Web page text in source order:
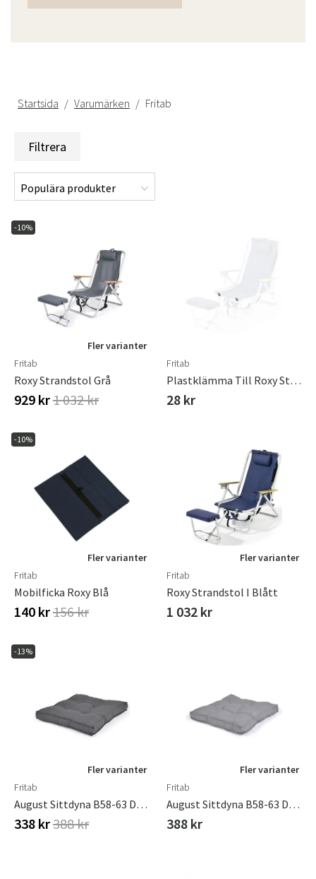
Startsida Varumärken Fritab
Filtrera
-10%
Fler varianter
Fritab
Roxy Strandstol Grå
929 kr1 032 kr
Fritab
Plastklämma Till Roxy Strandstol
28 kr
-10%
Fler varianter
Fritab
Mobilficka Roxy Blå
140 kr156 kr
Fler varianter
Fritab
Roxy Strandstol I Blått
1 032 kr
-13%
Fler varianter
Fritab
August Sittdyna B58-63 D58-63 Grå
338 kr388 kr
Fler varianter
Fritab
August Sittdyna B58-63 D58-63 Lightgrey
388 kr